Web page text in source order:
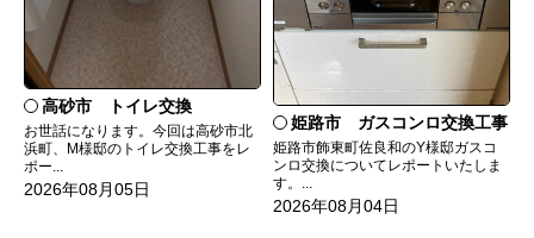
高砂市 トイレ交換
お世話になります。今回は高砂市北
浜町、M様邸のトイレ交換工事をレ
ポー...
2026年08月05日
姫路市 ガスコンロ交換工事
姫路市飾東町佐良和のY様邸ガスコ
ンロ交換についてレポートいたしま
す。...
2026年08月04日